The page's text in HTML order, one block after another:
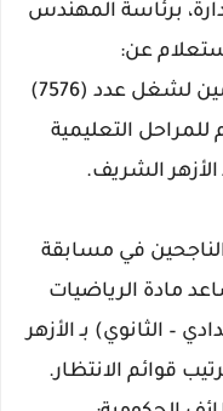
برئاسة المهندس
عن:
نتيجة الامتحان الإلكتروني للمتقدمين لشغل عدد (7576)
التعليمية
الأزهر الشريف.
الناجحين في مسابقة
مساعد مادة الرياضيات
– الثانوي) بـ الأزهر
قوائم الانتظار.